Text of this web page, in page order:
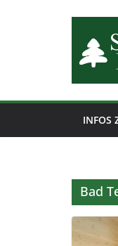
INFOS
Bad